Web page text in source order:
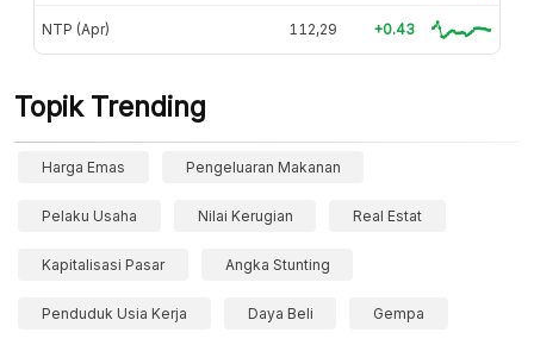
NTP (Apr) 112,29 +0.43
Topik Trending
Harga Emas Pengeluaran Makanan
Pelaku Usaha Nilai Kerugian Real Estat
Kapitalisasi Pasar Angka Stunting
Penduduk Usia Kerja Daya Beli Gempa